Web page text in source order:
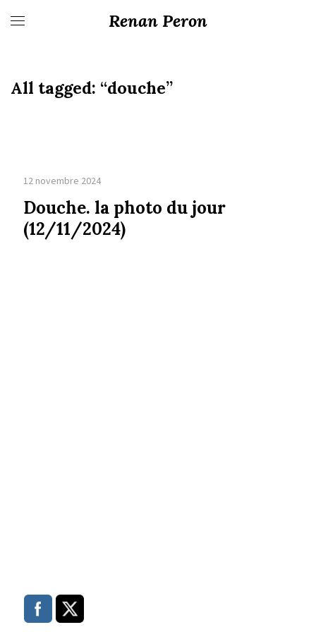
Renan Peron
All tagged: “douche”
12 novembre 2024
Douche. la photo du jour
(12/11/2024)